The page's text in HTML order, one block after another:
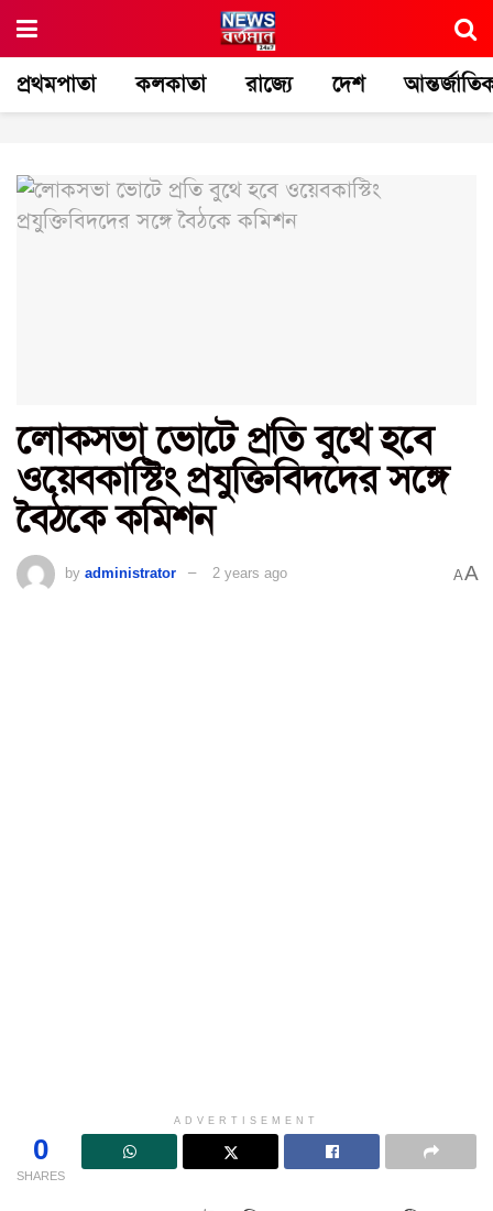
প্রথমপাতা কলকাতা রাজ্যে দেশ
লোকসভা ভোটে প্রতি বুথে হবে
ওয়েবকাস্টিং প্রযুক্তিবিদদের সঙ্গে
বৈঠকে কমিশন
by administrator 2 years ago AA
ADVERTISEMENT
0
SHARES